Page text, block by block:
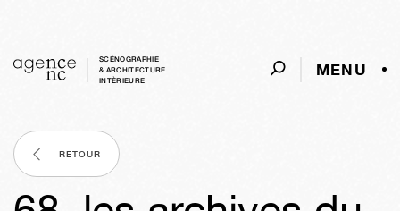
SCÉNOGRAPHIE
& ARCHITECTURE
INTÈRIEURE
MENU
RETOUR